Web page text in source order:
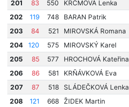
201
83 550 KRČMOVÁ Lenka
202
119 748 BARAN Patrik
203
84 521 MIROVSKÁ Romana
204
120 575 MIROVSKÝ Karel
205
85 577 HROCHOVÁ Kateřina
206
86 581 KRŇÁVKOVÁ Eva
207
87 518 SLÁDEČKOVÁ Lenka
208
121 668 ŽIDEK Martin